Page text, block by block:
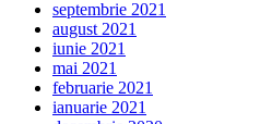
septembrie 2021
august 2021
iunie 2021
mai 2021
februarie 2021
ianuarie 2021